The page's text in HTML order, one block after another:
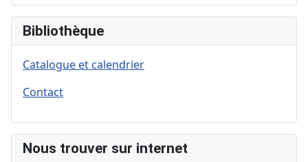
Bibliothèque
Catalogue et calendrier
Contact
Nous trouver sur internet